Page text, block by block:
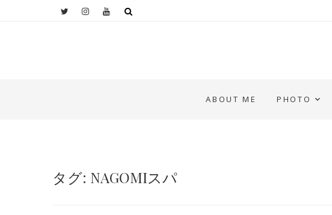
ABOUT ME PHOTO
タグ: NAGOMIスパ